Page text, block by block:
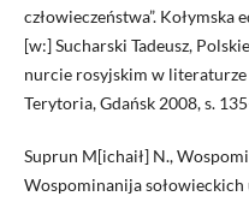
człowieczeństwa”.
[w:] Sucharski Tadeusz,
nurcie rosyjskim w
Terytoria, Gdańsk 2008, s.
Suprun M[ichaił] N.,
Wospominanija